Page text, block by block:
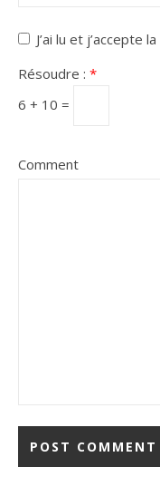
J’ai lu et j’accepte la
Résoudre : *
6 + 10 =
Comment